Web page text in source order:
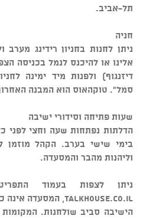
תל-אביב.
חניה
ניתן לחנות בחניון רידינג
אלינו או להיכנס לנמל בכניסה
דיזנגוף) ולפנות מיד ימינה
סמל". טוקהאוס הוא המבנה
שעות פתיחה וסידורי ישיבה
הדלתות נפתחות שעה וחצי לפני
בימי שישי בערב. הקהל מוזמן
וליהנות מהבר והמסעדה.
talkhouse.co.il, המסעדה אינה כשרה.
הישיבה סביב שולחנות.